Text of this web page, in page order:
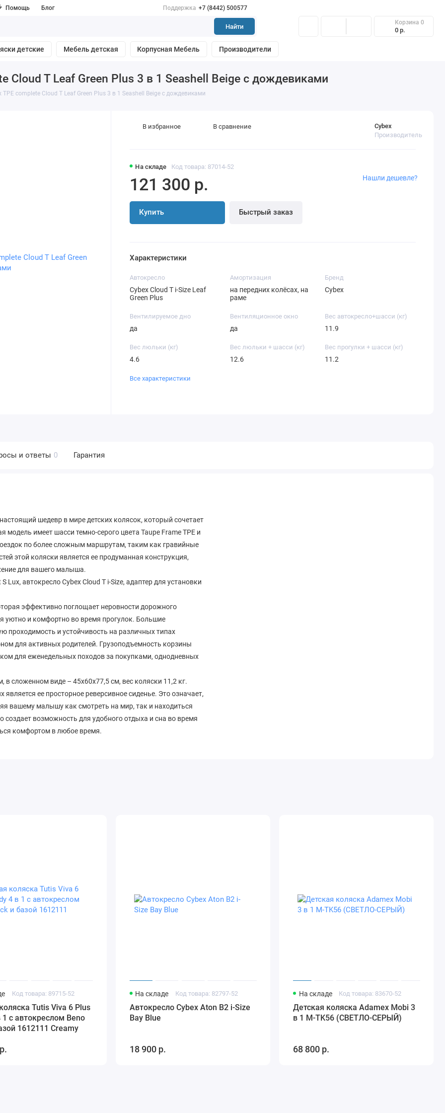
Помощь Блог Поддержка +7 (8442) 500577
Найти
Корзина 0
0 р.
детские Мебель детская Корпусная Мебель Производители
Cloud T Leaf Green Plus 3 в 1 Seashell Beige с дождевиками
TPE complete Cloud T Leaf Green Plus 3 в 1 Seashell Beige с дождевиками
На складе Код товара: 87014-52
Cybex
Производитель
121 300 р.
Купить Быстрый заказ
Нашли дешевле?
В избранное В сравнение
Характеристики
Автокресло
Cybex Cloud T i-Size Leaf
Green Plus
Амортизация
на передних колёсах, на
раме
Бренд
Cybex
Вентилируемое дно
да
Вентиляционное окно
да
Вес автокресло+шасси (кг)
11.9
Вес люльки (кг)
4.6
Вес люльки + шасси (кг)
12.6
Вес прогулки + шасси (кг)
11.2
Все характеристики
и ответы 0 Гарантия
шедевр в мире детских колясок, который сочетает
имеет шасси темно-серого цвета Taupe Frame TPE и
по более сложным маршрутам, таким как гравийные
этой коляски является ее продуманная конструкция,
для вашего малыша.
автокресло Cybex Cloud T i-Size, адаптер для установки
эффективно поглощает неровности дорожного
уютно и комфортно во время прогулок. Большие
проходимость и устойчивость на различных типах
для активных родителей. Грузоподъемность корзины
для еженедельных походов за покупками, однодневных
сложенном виде – 45х60х77,5 см, вес коляски 11,2 кг.
ее просторное реверсивное сиденье. Это означает,
вашему малышу как смотреть на мир, так и находиться
возможность для удобного отдыха и сна во время
комфортом в любое время.
от 6 месяцев и до 22 кг, что примерно соответствует
для путешествий предоставляет множество
с собой в любые поездки, будь то короткая прогулка по
ремень для обеспечения безопасности и
коляски максимально простым и удобным.
как его можно стирать в стиральной машине при
хотят, чтобы их коляска всегда выглядела аккуратно и
функции и возможности для того, чтобы
Выбирая эту коляску, вы получаете надежного
протяжении многих лет.
Код товара: 89715-52
Tutis Viva 6 Plus
1 с автокреслом Beno
1612111 Creamy
На складе Код товара: 82797-52
Автокресло Cybex Aton B2 i-Size
Bay Blue
18 900 р.
На складе Код товара: 83670-52
Детская коляска Adamex Mobi 3
в 1 M-TK56 (СВЕТЛО-СЕРЫЙ)
68 800 р.